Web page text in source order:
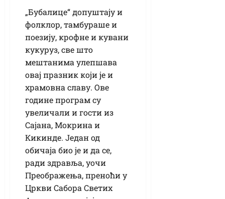
„Бубалице“ допуштају и
фолклор, тамбураше и
поезију, крофне и кувани
кукуруз, све што
мештанима улепшава
овај празник који је и
храмовна славу. Ове
године програм су
увеличали и гости из
Сајана, Мокрина и
Кикинде. Један од
обичаја био је и да се,
ради здравља, уочи
Преображења, преноћи у
Цркви Сабора Светих